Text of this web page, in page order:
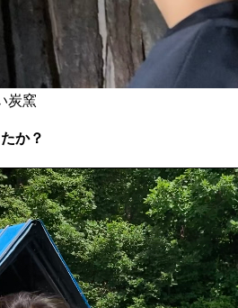
炭窯
か？